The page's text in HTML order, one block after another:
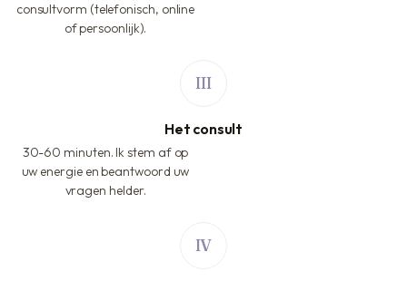
consultvorm (telefonisch, online
of persoonlijk).
Het consult
30-60 minuten. Ik stem af op
uw energie en beantwoord uw
vragen helder.